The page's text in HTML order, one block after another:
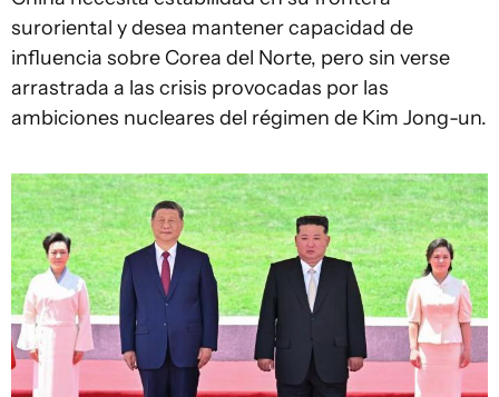
suroriental y desea mantener capacidad de
influencia sobre Corea del Norte, pero sin verse
arrastrada a las crisis provocadas por las
ambiciones nucleares del régimen de Kim Jong-un.